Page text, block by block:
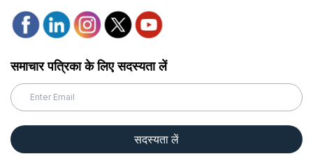
समाचार पत्रिका के लिए सदस्यता लें
सदस्यता लें